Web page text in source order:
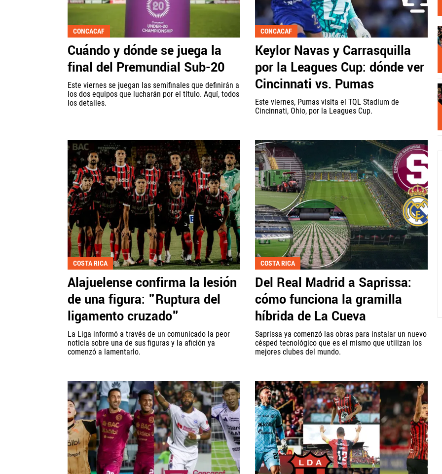
CONCACAF
Cuándo y dónde se juega la
final del Premundial Sub-20
Este viernes se juegan las semifinales que definirán a
los dos equipos que lucharán por el título. Aquí, todos
los detalles.
CONCACAF
Keylor Navas y Carrasquilla
por la Leagues Cup: dónde ver
Cincinnati vs. Pumas
Este viernes, Pumas visita el TQL Stadium de
Cincinnati, Ohio, por la Leagues Cup.
COSTA RICA
Alajuelense confirma la lesión
de una figura: "Ruptura del
ligamento cruzado"
La Liga informó a través de un comunicado la peor
noticia sobre una de sus figuras y la afición ya
comenzó a lamentarlo.
COSTA RICA
Del Real Madrid a Saprissa:
cómo funciona la gramilla
híbrida de La Cueva
Saprissa ya comenzó las obras para instalar un nuevo
césped tecnológico que es el mismo que utilizan los
mejores clubes del mundo.